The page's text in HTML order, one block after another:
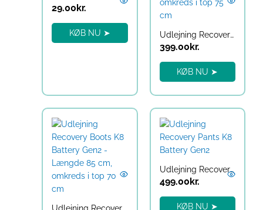
29.00 kr.
KØB NU ➤ Udlejning Recovery Boots K6 Battery Gen2 – Længde 100 cm, omkreds i top 75 cm
399.00 kr.
KØB NU ➤
Udlejning Recovery Pants K8 Battery Gen2
499.00kr.
KØB NU ➤